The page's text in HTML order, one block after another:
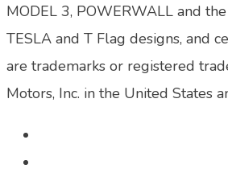
MODEL 3, POWERWALL and
TESLA and T Flag designs, and
are trademarks or registered
Motors, Inc. in the United States